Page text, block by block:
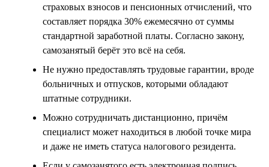
страховых взносов и пенсионных отчислений, что
составляет порядка 30% ежемесячно от суммы
стандартной заработной платы. Согласно закону,
самозанятый берёт это всё на себя.
Не нужно предоставлять трудовые гарантии, вроде
больничных и отпусков, которыми обладают
штатные сотрудники.
Можно сотрудничать дистанционно, причём
специалист может находиться в любой точке мира
и даже не иметь статуса налогового резидента.